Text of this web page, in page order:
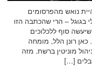
נואש מהפרסומים
– הרי שהכתבה הזו
סוף ללכלוכים
רונן הלל, מומחה
מוניטין ברשת. מזה
[…]